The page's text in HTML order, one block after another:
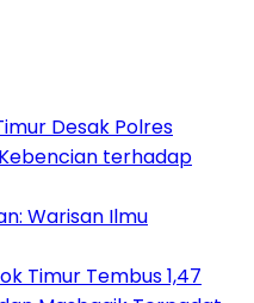
Desak Polres
terhadap
Warisan Ilmu
Timur Tembus 1,47